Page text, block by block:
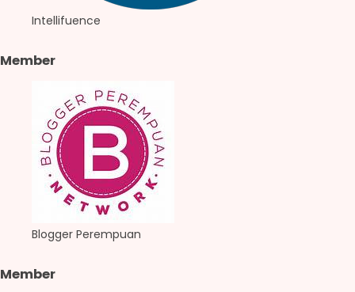
Intellifuence
Member
Blogger Perempuan
Member